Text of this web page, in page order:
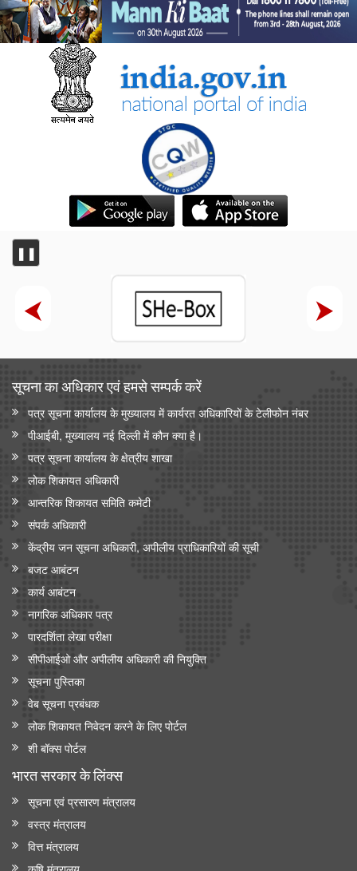
❚❚
सूचना का अधिकार एवं हमसे सम्‍पर्क करें
पत्र सूचना कार्यालय के मुख्यालय में कार्यरत अधिकारियों के टेलीफोन नंबर
पीआईबी, मुख्यालय नई दिल्ली में कौन क्या है।
पत्र सूचना कार्यालय के क्षेत्रीय शाखा
लोक शिकायत अधिकारी
आन्‍तरिक शिकायत समिति कमेटी
संपर्क अधिकारी
केंद्रीय जन सूचना अधिकारी, अपीलीय प्राधिकारियों की सूची
बजट आबंटन
कार्य आबंटन
नागरिक अधिकार पत्र
पारदर्शिता लेखा परीक्षा
सीपीआईओ और अपी‍लीय अधिकारी की नियुक्ति
सूचना पुस्तिका
वेब सूचना प्रबंधक
लोक शिकायत निवेदन करने के लिए पोर्टल
शी बॉक्स पोर्टल
भारत सरकार के लिंक्‍स
सूचना एवं प्रसारण मंत्रालय
वस्त्र मंत्रालय
वित्त मंत्रालय